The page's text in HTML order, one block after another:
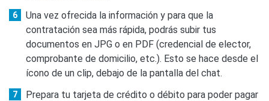
Una vez ofrecida la información y para que la
contratación sea más rápida, podrás subir tus
documentos en JPG o en PDF (credencial de elector,
comprobante de domicilio, etc.). Esto se hace desde el
ícono de un clip, debajo de la pantalla del chat.
Prepara tu tarjeta de crédito o débito para poder pagar